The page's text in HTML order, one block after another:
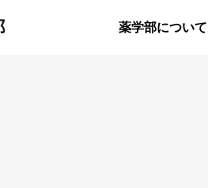
薬学部について